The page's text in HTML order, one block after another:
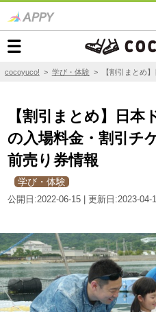
cocoyuco! > 学び・体験> 【割引まとめ
【割引まとめ】日
の入場料金・割引チ
前売り券情報
学び・体験
公開日:2022-06-15 | 更新日:2023-04-